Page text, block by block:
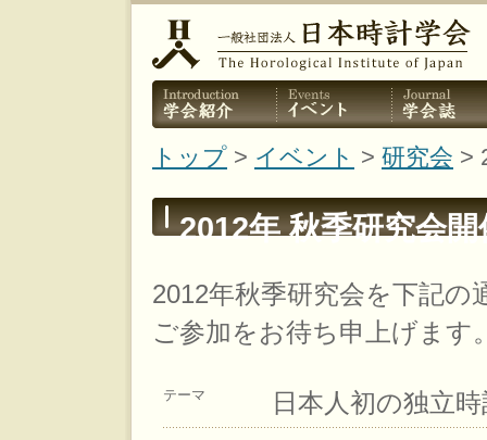
トップ > イベント > 研究会 >
2012年 秋季研究会
2012年秋季研究会を下記
ご参加をお待ち申上げます
テーマ 日本人初の独立